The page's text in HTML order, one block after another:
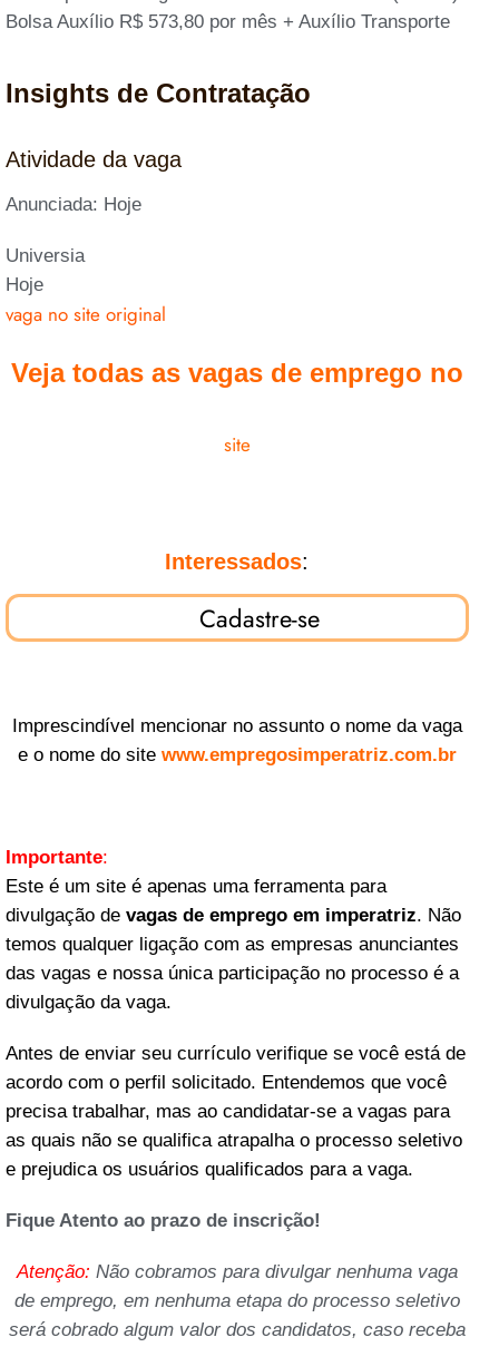
Bolsa Auxílio R$ 573,80 por mês + Auxílio Transporte
Insights de Contratação
Atividade da vaga
Anunciada: Hoje
Universia
Hoje
vaga no site original
Veja todas as vagas de emprego no
site
Interessados:
Cadastre-se
Imprescindível mencionar no assunto o nome da vaga
e o nome do site www.empregosimperatriz.com.br
Importante:
Este é um site é apenas uma ferramenta para
divulgação de vagas de emprego em imperatriz. Não
temos qualquer ligação com as empresas anunciantes
das vagas e nossa única participação no processo é a
divulgação da vaga.
Antes de enviar seu currículo verifique se você está de
acordo com o perfil solicitado. Entendemos que você
precisa trabalhar, mas ao candidatar-se a vagas para
as quais não se qualifica atrapalha o processo seletivo
e prejudica os usuários qualificados para a vaga.
Fique Atento ao prazo de inscrição!
Atenção: Não cobramos para divulgar nenhuma vaga
de emprego, em nenhuma etapa do processo seletivo
será cobrado algum valor dos candidatos, caso receba